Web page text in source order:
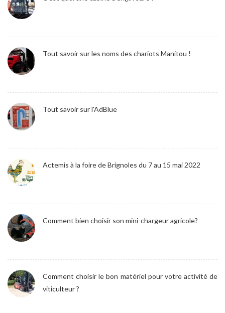
Tout savoir sur les noms des chariots Manitou !
Tout savoir sur l'AdBlue
Actemis à la foire de Brignoles du 7 au 15 mai 2022
Comment bien choisir son mini-chargeur agricole?
Comment choisir le bon matériel pour votre activité de
viticulteur ?